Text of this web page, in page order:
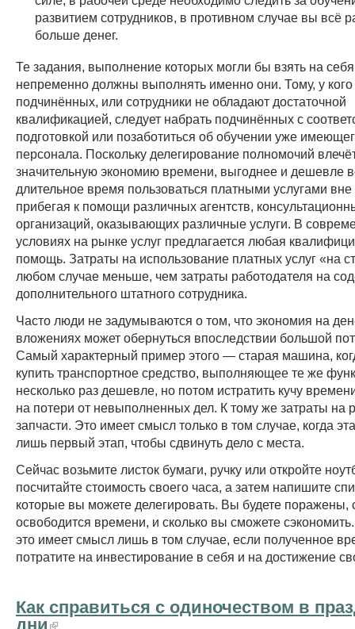
развитием сотрудников, в противном случае вы всё
больше денег.
Те задания, выполнение которых могли бы взять на себя
непременно должны выполнять именно они. Тому, у кого
подчинённых, или сотрудники не обладают достаточной
квалификацией, следует набрать подчинённых с
подготовкой или позаботиться об обучении уже
персонала. Поскольку делегирование полномочий
значительную экономию времени, выгоднее и дешевле
длительное время пользоваться платными услугами
прибегая к помощи различных агентств,
организаций, оказывающих различные услуги. В
условиях на рынке услуг предлагается любая
помощь. Затраты на использование платных услуг «на
любом случае меньше, чем затраты работодателя на
дополнительного штатного сотрудника.
Часто люди не задумываются о том, что экономия на
вложениях может обернуться впоследствии большой
Самый характерный пример этого — старая машина,
купить транспортное средство, выполняющее те же
несколько раз дешевле, но потом истратить кучу
на потери от невыполненных дел. К тому же затраты на
запчасти. Это имеет смысл только в том случае, когда
лишь первый этап, чтобы сдвинуть дело с места.
Сейчас возьмите листок бумаги, ручку или откройте
посчитайте стоимость своего часа, а затем напишите
которые вы можете делегировать. Вы будете поражены,
освободится времени, и сколько вы сможете
это имеет смысл лишь в том случае, если полученное
потратите на инвестирование в себя и на достижение
Как справиться с одиночеством в
дни